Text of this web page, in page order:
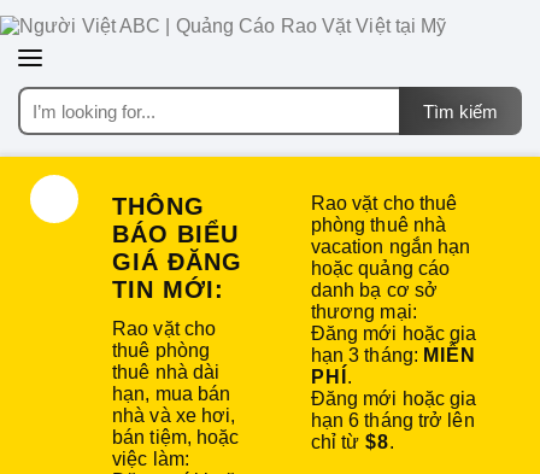
THÔNG
BÁO BIỂU
GIÁ ĐĂNG
TIN MỚI:
Rao vặt cho
thuê phòng
thuê nhà dài
hạn, mua bán
nhà và xe hơi,
bán tiệm, hoặc
việc làm:
Rao vặt cho thuê
phòng thuê nhà
vacation ngắn hạn
hoặc quảng cáo
danh bạ cơ sở
thương mại:
Đăng mới hoặc gia
hạn 3 tháng: MIỄN
PHÍ .
Đăng mới hoặc gia
hạn 6 tháng trở lên
chỉ từ $8.